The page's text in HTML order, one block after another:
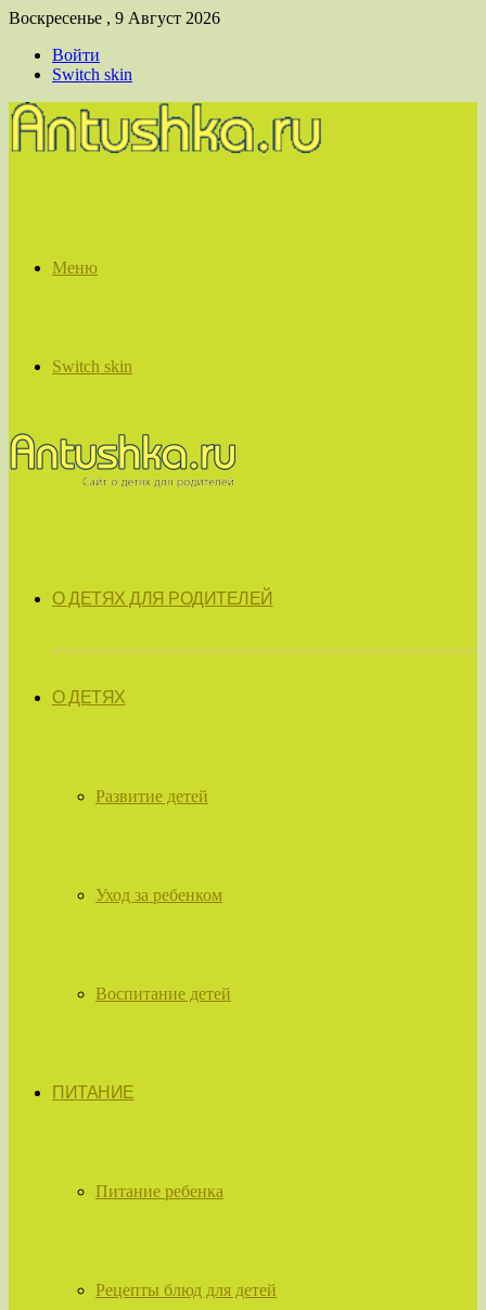
Воскресенье , 9 Август 2026
Войти
Switch skin
Меню
Switch skin
О ДЕТЯХ ДЛЯ РОДИТЕЛЕЙ
О ДЕТЯХ
Развитие детей
Уход за ребенком
Воспитание детей
ПИТАНИЕ
Питание ребенка
Рецепты блюд для детей